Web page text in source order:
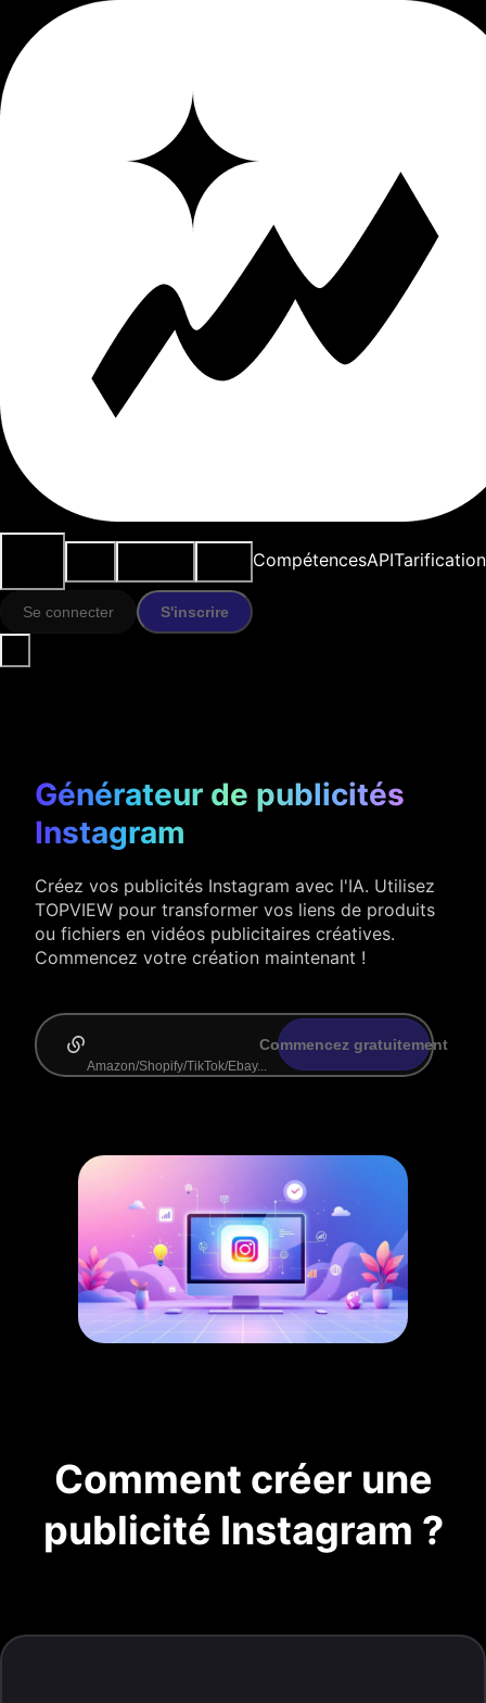
CompétencesAPITarification
Se connecter S'inscrire
Générateur de publicités
Instagram
Créez vos publicités Instagram avec l'IA. Utilisez
TOPVIEW pour transformer vos liens de produits
ou fichiers en vidéos publicitaires créatives.
Commencez votre création maintenant !
Commencez gratuitement
Comment créer une
publicité Instagram ?